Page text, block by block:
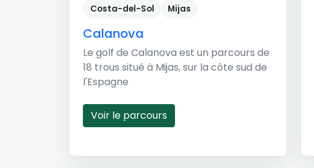
Costa-del-Sol Mijas
Calanova
Le golf de Calanova est un parcours de
18 trous situé à Mijas, sur la côte sud de
l'Espagne
Voir le parcours